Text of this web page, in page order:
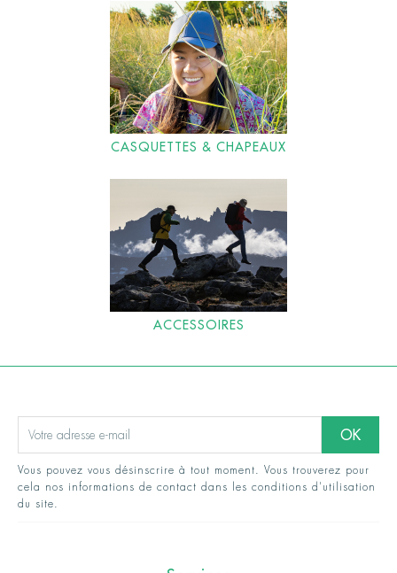
CASQUETTES & CHAPEAUX
ACCESSOIRES
Vous pouvez vous désinscrire à tout moment. Vous trouverez pour
cela nos informations de contact dans les conditions d'utilisation
du site.